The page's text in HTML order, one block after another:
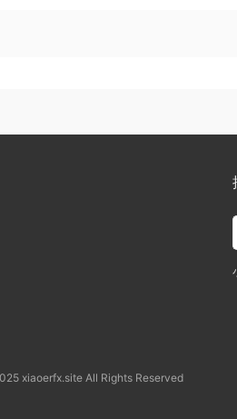
xiaoerfx.site All Rights Reserved